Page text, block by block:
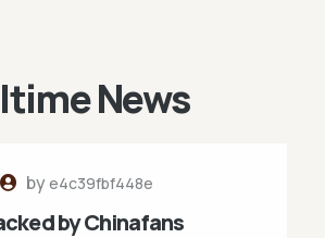
News
bye4c39fbf448e
by Chinafans